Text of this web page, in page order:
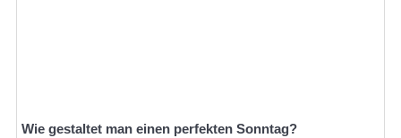
Wie gestaltet man einen perfekten Sonntag?